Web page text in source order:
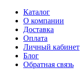
Каталог
О компании
Доставка
Оплата
Личный кабинет
Блог
Обратная связь